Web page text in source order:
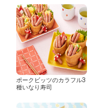
ポークビッツのカラフル3
種いなり寿司